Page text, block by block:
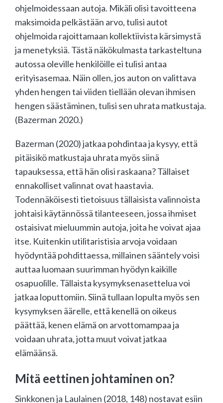
ohjelmoidessaan autoja. Mikäli olisi tavoitteena
maksimoida pelkästään arvo, tulisi autot
ohjelmoida rajoittamaan kollektiivista kärsimystä
ja menetyksiä. Tästä näkökulmasta tarkasteltuna
autossa oleville henkilöille ei tulisi antaa
erityisasemaa. Näin ollen, jos auton on valittava
yhden hengen tai viiden tiellään olevan ihmisen
hengen säästäminen, tulisi sen uhrata matkustaja.
(Bazerman 2020.)
Bazerman (2020) jatkaa pohdintaa ja kysyy, että
pitäisikö matkustaja uhrata myös siinä
tapauksessa, että hän olisi raskaana? Tällaiset
ennakolliset valinnat ovat haastavia.
Todennäköisesti tietoisuus tällaisista valinnoista
johtaisi käytännössä tilanteeseen, jossa ihmiset
ostaisivat mieluummin autoja, joita he voivat ajaa
itse. Kuitenkin utilitaristisia arvoja voidaan
hyödyntää pohdittaessa, millainen sääntely voisi
auttaa luomaan suurimman hyödyn kaikille
osapuolille. Tällaista kysymyksenasettelua voi
jatkaa loputtomiin. Siinä tullaan lopulta myös sen
kysymyksen äärelle, että kenellä on oikeus
päättää, kenen elämä on arvottomampaa ja
voidaan uhrata, jotta muut voivat jatkaa
elämäänsä.
Mitä eettinen johtaminen on?
Sinkkonen ja Laulainen (2018, 148) nostavat esiin